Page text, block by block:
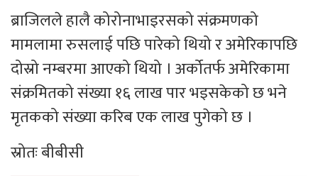
ब्राजिलले हालै कोरोनाभाइरसको संक्रमणको
मामलामा रुसलाई पछि पारेको थियो र अमेरिकापछि
दोस्रो नम्बरमा आएको थियो । अर्कोतर्फ अमेरिकामा
संक्रमितको संख्या १६ लाख पार भइसकेको छ भने
मृतकको संख्या करिब एक लाख पुगेको छ ।
स्रोतः बीबीसी